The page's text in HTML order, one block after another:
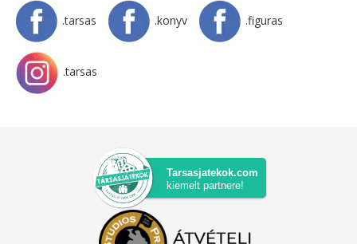
.tarsas .konyv .figuras
.tarsas
Tarsasjatekok.com
kiemelt partnere!